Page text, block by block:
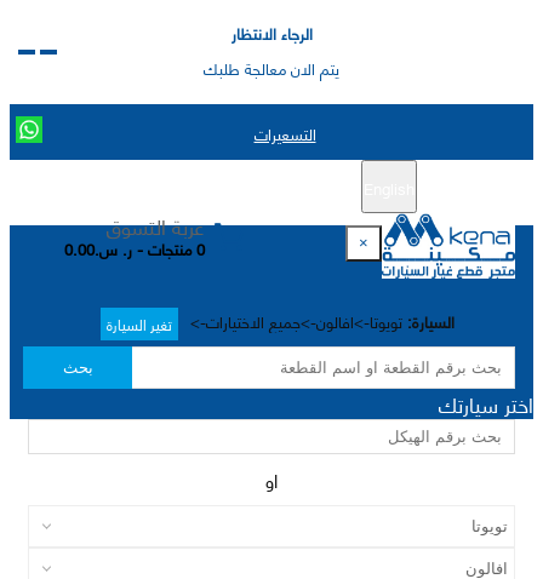
الرجاء الانتظار
يتم الان معالجة طلبك
التسعيرات
عربة التسوق
0 منتجات - ر. س.0.00
السيارة: تويوتا->افالون->جميع الاختيارات-> تغير السيارة
بحث
×
اختر سيارتك
او